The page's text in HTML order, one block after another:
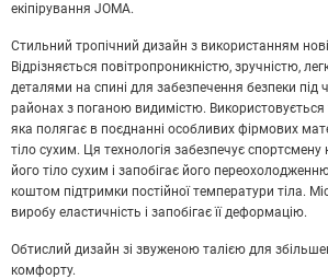
екіпірування JOMA.
Стильний тропічний дизайн з використанням
Відрізняється повітропроникністю, зручністю,
деталями на спині для забезпечення безпеки під
районах з поганою видимістю. Використовується
яка полягає в поєднанні особливих фірмових
тіло сухим. Ця технологія забезпечує
його тіло сухим і запобігає його
коштом підтримки постійної температури тіла.
виробу еластичність і запобігає її деформацію.
Обтислий дизайн зі звуженою талією для
комфорту.